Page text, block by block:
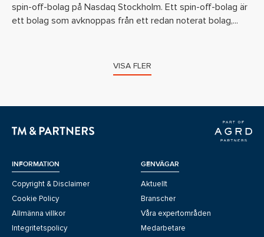
spin-off-bolag på Nasdaq Stockholm. Ett spin-off-bolag är
ett bolag som avknoppas från ett redan noterat bolag,...
VISA FLER
INFORMATION
Copyright & Disclaimer
Cookie Policy
Allmänna villkor
Integritetspolicy
GENVÄGAR
Aktuellt
Branscher
Våra expertområden
Medarbetare